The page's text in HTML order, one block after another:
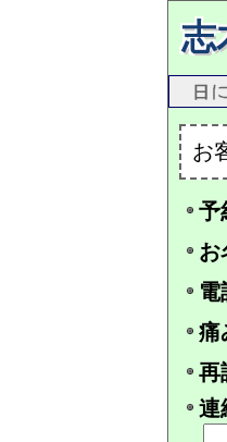
志
お
予
お
電
痛
再
連